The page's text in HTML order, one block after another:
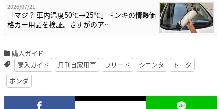
2026/07/21
「マジ？ 車内温度50℃→25℃」ドンキの情熱価
格カー用品を検証。さすがのア…
購入ガイド
購入ガイド
月刊自家用車 フリード シエンタ
トヨタ
ホンダ